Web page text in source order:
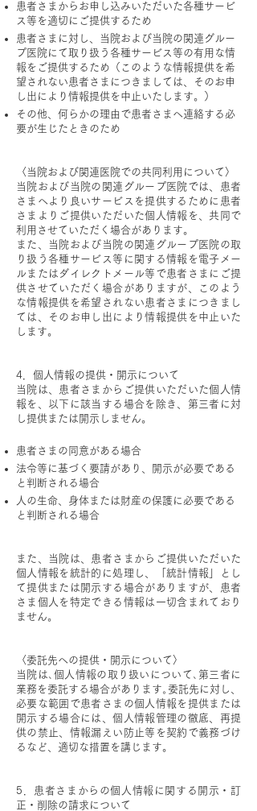
患者さまからお申し込みいただいた各種サービ
ス等を適切にご提供するため
患者さまに対し、当院および当院の関連グルー
プ医院にて取り扱う各種サービス等の有用な情
報をご提供するため（このような情報提供を希
望されない患者さまにつきましては、そのお申
し出により情報提供を中止いたします。）
その他、何らかの理由で患者さまへ連絡する必
要が生じたときのため
〈当院および関連医院での共同利用について〉
当院および当院の関連グループ医院では、患者
さまへより良いサービスを提供するために患者
さまよりご提供いただいた個人情報を、共同で
利用させていただく場合があります。
また、当院および当院の関連グループ医院の取
り扱う各種サービス等に関する情報を電子メー
ルまたはダイレクトメール等で患者さまにご提
供させていただく場合がありますが、このよう
な情報提供を希望されない患者さまにつきまし
ては、そのお申し出により情報提供を中止いた
します。
4．個人情報の提供・開示について
当院は、患者さまからご提供いただいた個人情
報を、以下に該当する場合を除き、第三者に対
し提供または開示しません。
患者さまの同意がある場合
法令等に基づく要請があり、開示が必要である
と判断される場合
人の生命、身体または財産の保護に必要である
と判断される場合
また、当院は、患者さまからご提供いただいた
個人情報を統計的に処理し、「統計情報」とし
て提供または開示する場合がありますが、患者
さま個人を特定できる情報は一切含まれており
ません。
〈委託先への提供・開示について〉
当院は､個人情報の取り扱いについて､第三者に
業務を委託する場合があります｡委託先に対し、
必要な範囲で患者さまの個人情報を提供または
開示する場合には、個人情報管理の徹底、再提
供の禁止、情報漏えい防止等を契約で義務づけ
るなど、適切な措置を講じます。
5．患者さまからの個人情報に関する開示・訂
正・削除の請求について